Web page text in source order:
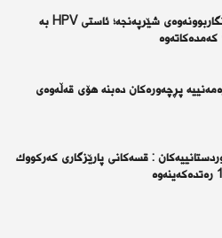
بنیشتێك بۆ بەرەنگاربوونەوەی شێرپەنجە؛ ئاستی HPV بە
پڕچه‌وره‌كان ده‌بنه‌ هۆى قه‌ڵه‌وه‌ى
: قسەكانی پارێزگاری كەركووك